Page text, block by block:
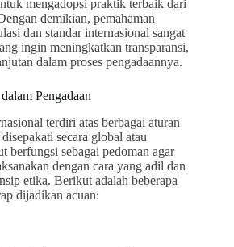
mengadopsi praktik terbaik dari
demikian, pemahaman
dan standar internasional sangat
ingin meningkatkan transparansi,
dalam proses pengadaannya.
Pengadaan
terdiri atas berbagai aturan
secara global atau
berfungsi sebagai pedoman agar
dengan cara yang adil dan
etika. Berikut adalah beberapa
dijadikan acuan: